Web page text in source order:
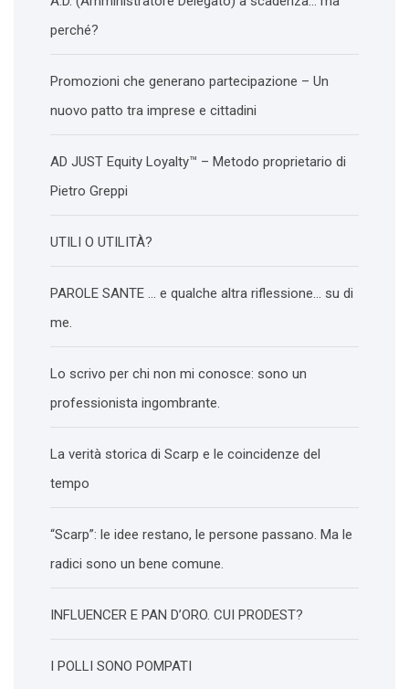
perché?
Promozioni che generano partecipazione – Un
nuovo patto tra imprese e cittadini
AD JUST Equity Loyalty™ – Metodo proprietario di
Pietro Greppi
UTILI O UTILITÀ?
PAROLE SANTE … e qualche altra riflessione… su di
me.
Lo scrivo per chi non mi conosce: sono un
professionista ingombrante.
La verità storica di Scarp e le coincidenze del
tempo
“Scarp”: le idee restano, le persone passano. Ma le
radici sono un bene comune.
INFLUENCER E PAN D’ORO. CUI PRODEST?
I POLLI SONO POMPATI